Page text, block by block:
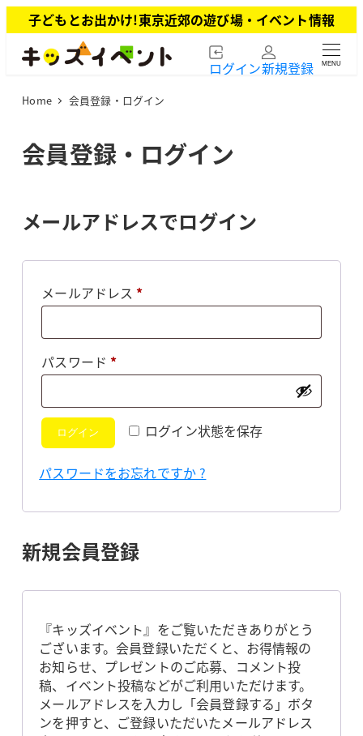
イ
子どもとお出かけ!東京近郊の遊び場・イベント情報
ログイン新規登録 MENU
Home 会員登録・ログイン
会員登録・ログイン
メールアドレスでログイン
メールアドレス *必
パスワード *必
ログイン状態を保存
ログイン
パスワードをお忘れですか ?
新規会員登録
『キッズイベント』をご覧いただきありがとう
ございます。会員登録いただくと、お得情報の
お知らせ、プレゼントのご応募、コメント投
稿、イベント投稿などがご利用いただけます。
メールアドレスを入力し「会員登録する」ボタ
ンを押すと、ご登録いただいたメールアドレス